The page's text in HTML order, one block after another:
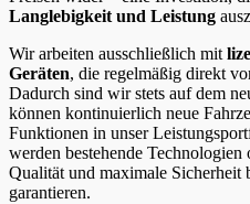
Langlebigkeit und Leistung
Wir arbeiten ausschließlich mit
Geräten, die regelmäßig direkt
Dadurch sind wir stets auf dem
können kontinuierlich neue
Funktionen in unser
werden bestehende
Qualität und maximale Sicherheit
garantieren.